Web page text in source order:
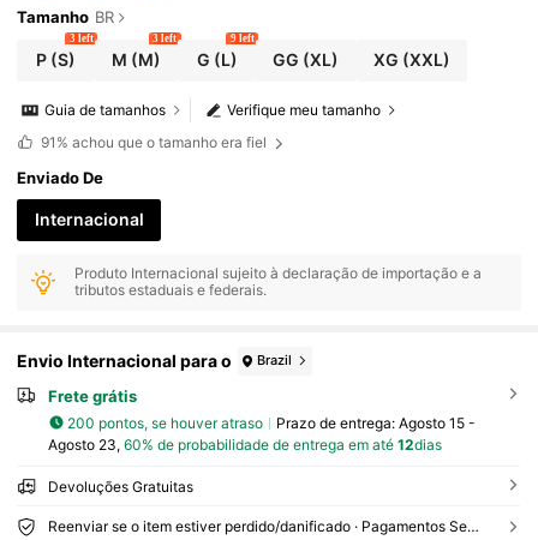
Tamanho BR
P (S)
3 left
M (M)
3 left
G (L)
9 left
GG (XL) XG (XXL)
Verifique meu tamanho
Guia de tamanhos
91% achou que o tamanho era fiel
Enviado De
Internacional
Produto Internacional sujeito à declaração de importação e a
tributos estaduais e federais.
Envio Internacional para o Brazil
Frete grátis
200 pontos, se houver atraso Prazo de entrega: Agosto 15 -
Agosto 23, 60% de probabilidade de entrega em até 12dias
Devoluções Gratuitas
Reenviar se o item estiver perdido/danificado · Pagamentos Seguros · Proteção de privacidade